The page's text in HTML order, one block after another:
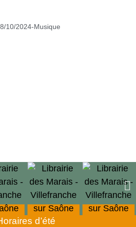
10/2024-Musique
d’été